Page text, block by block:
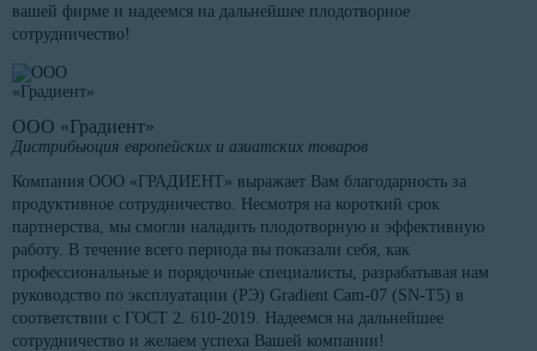
вашей фирме и надеемся на дальнейшее плодотворное
сотрудничество!
ООО «Градиент»
Дистрибьюция европейских и азиатских товаров
Компания ООО «ГРАДИЕНТ» выражает Вам благодарность за
продуктивное сотрудничество. Несмотря на короткий срок
партнерства, мы смогли наладить плодотворную и эффективную
работу. В течение всего периода вы показали себя, как
профессиональные и порядочные специалисты, разрабатывая нам
руководство по эксплуатации (РЭ) Gradient Cam-07 (SN-T5) в
соответствии с ГОСТ 2. 610-2019. Надеемся на дальнейшее
сотрудничество и желаем успеха Вашей компании!